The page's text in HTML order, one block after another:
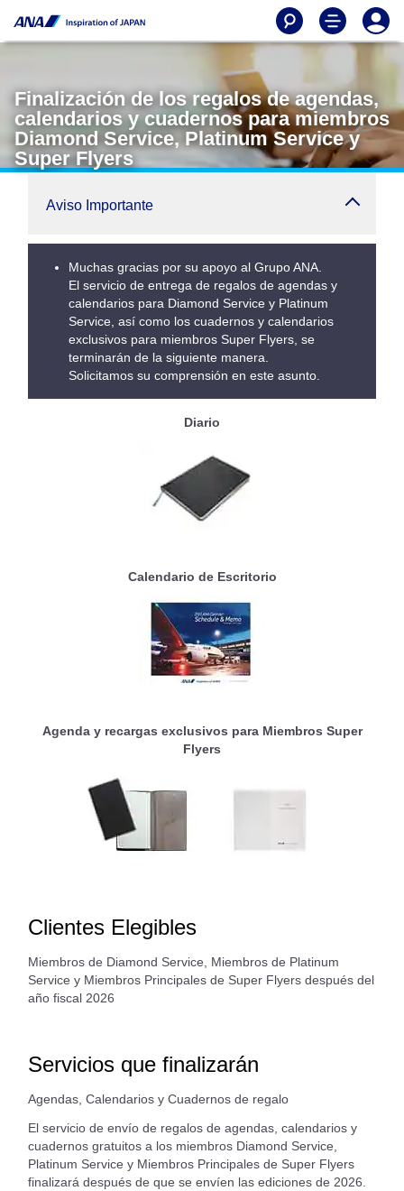
Finalización de los regalos de agendas,
calendarios y cuadernos para miembros
Diamond Service, Platinum Service y
Super Flyers
Aviso Importante
Muchas gracias por su apoyo al Grupo ANA.
El servicio de entrega de regalos de agendas y
calendarios para Diamond Service y Platinum
Service, así como los cuadernos y calendarios
exclusivos para miembros Super Flyers, se
terminarán de la siguiente manera.
Solicitamos su comprensión en este asunto.
Diario
Calendario de Escritorio
Agenda y recargas exclusivos para Miembros Super
Flyers
Clientes Elegibles
Miembros de Diamond Service, Miembros de Platinum
Service y Miembros Principales de Super Flyers después del
año fiscal 2026
Servicios que finalizarán
Agendas, Calendarios y Cuadernos de regalo
El servicio de envío de regalos de agendas, calendarios y
cuadernos gratuitos a los miembros Diamond Service,
Platinum Service y Miembros Principales de Super Flyers
finalizará después de que se envíen las ediciones de 2026.